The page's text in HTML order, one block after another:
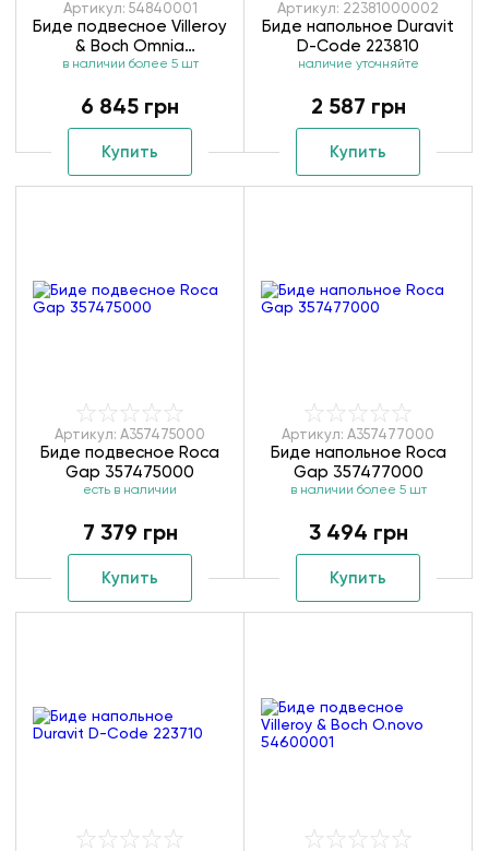
Артикул: 54840001
Биде подвесное Villeroy
& Boch Omnia
architectura 54840001
в наличии более 5 шт
6 845 грн
Купить
Артикул: 22381000002
Биде напольное Duravit
D-Code 223810
наличие уточняйте
2 587 грн
Купить
Артикул: A357475000
Биде подвесное Roca
Gap 357475000
есть в наличии
7 379 грн
Купить
Артикул: A357477000
Биде напольное Roca
Gap 357477000
в наличии более 5 шт
3 494 грн
Купить